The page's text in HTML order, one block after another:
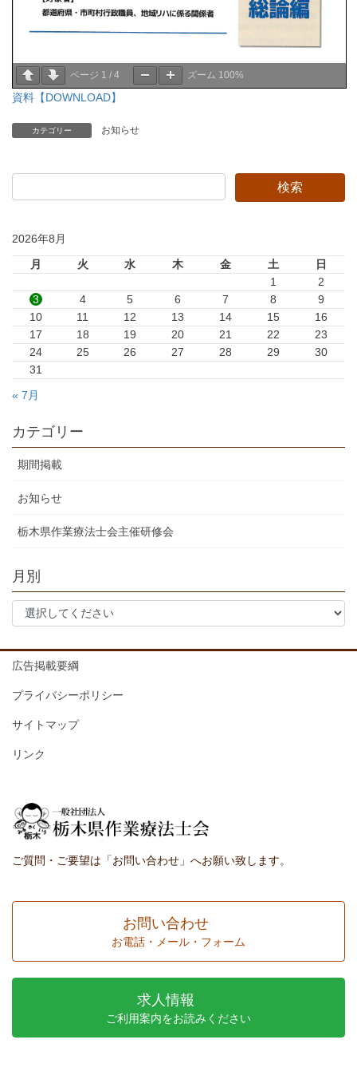
ページ 1 / 4 ズーム 100%
資料【DOWNLOAD】
カテゴリー お知らせ
2026年8月
月 火 水 木 金 土
日
1
2
3
4 5 6 7 8
9
10
11 12 13 14 15
16
17
18 19 20 21 22
23
24
25 26 27 28 29
30
31
« 7月
カテゴリー
期間掲載
お知らせ
栃木県作業療法士会主催研修会
月別
広告掲載要綱
プライバシーポリシー
サイトマップ
リンク
ご質問・ご要望は「お問い合わせ」へお願い致します。
お問い合わせ
お電話・メール・フォーム
求人情報
ご利用案内をお読みください